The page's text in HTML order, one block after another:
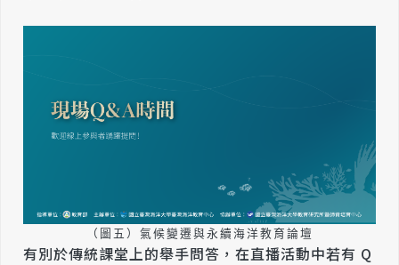
（圖五）氣候變遷與永續海洋教育論壇
有別於傳統課堂上的舉手問答，在直播活動中若有 Q